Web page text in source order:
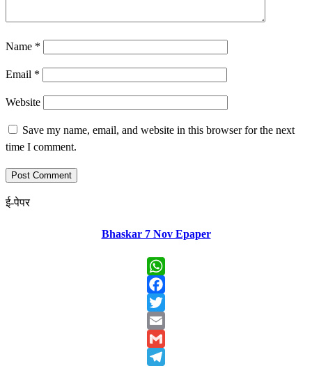
Name *
Email *
Website
Save my name, email, and website in this browser for the next
time I comment.
ई-पेपर
Bhaskar 7 Nov Epaper
WhatsApp
Facebook
Twitter
Email
Gmail